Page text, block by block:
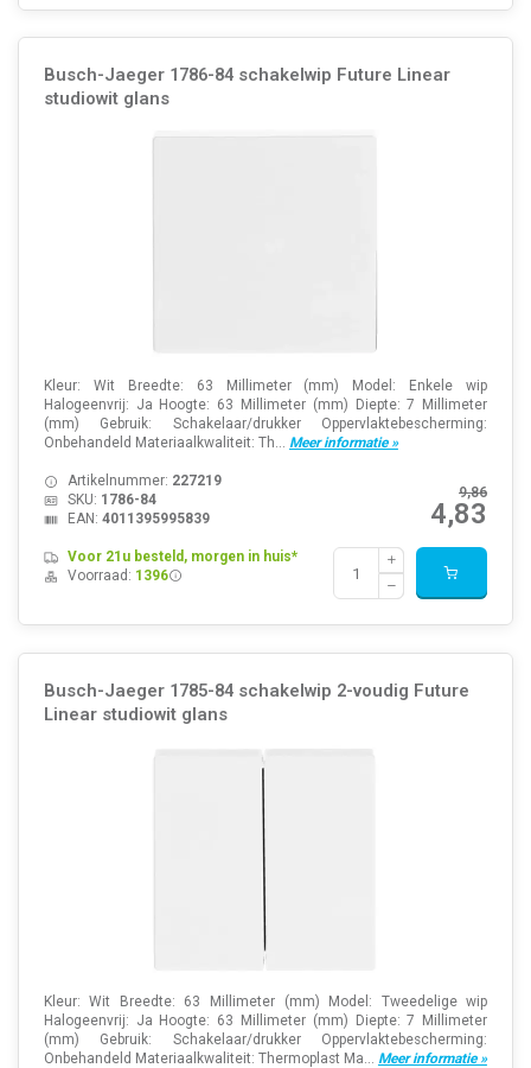
Busch-Jaeger 1786-84 schakelwip Future Linear
studiowit glans
Kleur: Wit Breedte: 63 Millimeter (mm) Model: Enkele wip
Halogeenvrij: Ja Hoogte: 63 Millimeter (mm) Diepte: 7 Millimeter
(mm) Gebruik: Schakelaar/drukker Oppervlaktebescherming:
Onbehandeld Materiaalkwaliteit: Th... Meer informatie »
9,86
4,83
Artikelnummer: 227219
SKU: 1786-84
EAN: 4011395995839
Voor 21u besteld, morgen in huis*
Voorraad: 1396
Busch-Jaeger 1785-84 schakelwip 2-voudig Future
Linear studiowit glans
Kleur: Wit Breedte: 63 Millimeter (mm) Model: Tweedelige wip
Halogeenvrij: Ja Hoogte: 63 Millimeter (mm) Diepte: 7 Millimeter
(mm) Gebruik: Schakelaar/drukker Oppervlaktebescherming:
Onbehandeld Materiaalkwaliteit: Thermoplast Ma... Meer informatie »